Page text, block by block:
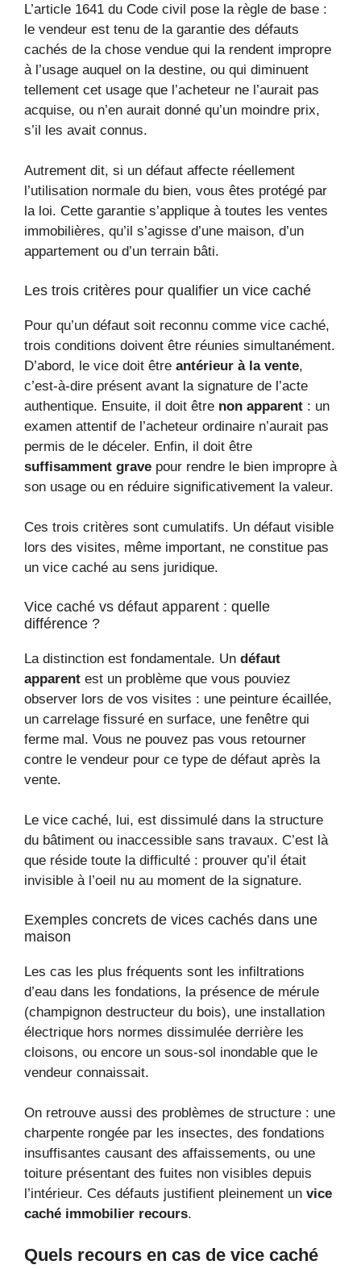
L’article 1641 du Code civil pose la règle de base :
le vendeur est tenu de la garantie des défauts
cachés de la chose vendue qui la rendent impropre
à l’usage auquel on la destine, ou qui diminuent
tellement cet usage que l’acheteur ne l’aurait pas
acquise, ou n’en aurait donné qu’un moindre prix,
s’il les avait connus.
Autrement dit, si un défaut affecte réellement
l’utilisation normale du bien, vous êtes protégé par
la loi. Cette garantie s’applique à toutes les ventes
immobilières, qu’il s’agisse d’une maison, d’un
appartement ou d’un terrain bâti.
Les trois critères pour qualifier un vice caché
Pour qu’un défaut soit reconnu comme vice caché,
trois conditions doivent être réunies simultanément.
D’abord, le vice doit être antérieur à la vente,
c’est-à-dire présent avant la signature de l’acte
authentique. Ensuite, il doit être non apparent : un
examen attentif de l’acheteur ordinaire n’aurait pas
permis de le déceler. Enfin, il doit être
suffisamment grave pour rendre le bien impropre à
son usage ou en réduire significativement la valeur.
Ces trois critères sont cumulatifs. Un défaut visible
lors des visites, même important, ne constitue pas
un vice caché au sens juridique.
Vice caché vs défaut apparent : quelle
différence ?
La distinction est fondamentale. Un défaut
apparent est un problème que vous pouviez
observer lors de vos visites : une peinture écaillée,
un carrelage fissuré en surface, une fenêtre qui
ferme mal. Vous ne pouvez pas vous retourner
contre le vendeur pour ce type de défaut après la
vente.
Le vice caché, lui, est dissimulé dans la structure
du bâtiment ou inaccessible sans travaux. C’est là
que réside toute la difficulté : prouver qu’il était
invisible à l’oeil nu au moment de la signature.
Exemples concrets de vices cachés dans une
maison
Les cas les plus fréquents sont les infiltrations
d’eau dans les fondations, la présence de mérule
(champignon destructeur du bois), une installation
électrique hors normes dissimulée derrière les
cloisons, ou encore un sous-sol inondable que le
vendeur connaissait.
On retrouve aussi des problèmes de structure : une
charpente rongée par les insectes, des fondations
insuffisantes causant des affaissements, ou une
toiture présentant des fuites non visibles depuis
l’intérieur. Ces défauts justifient pleinement un vice
caché immobilier recours.
Quels recours en cas de vice caché